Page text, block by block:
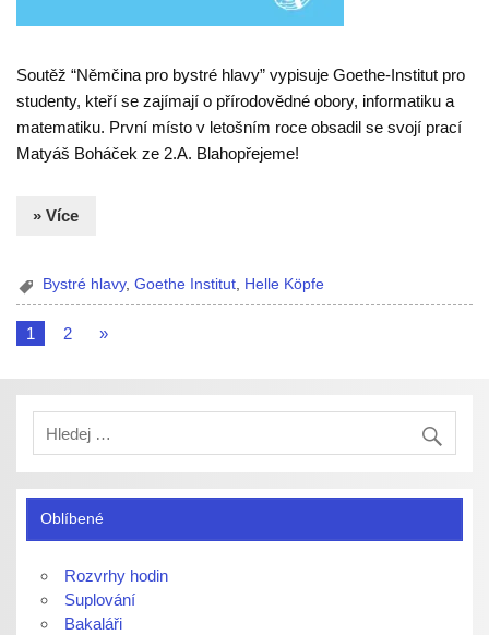
Soutěž “Němčina pro bystré hlavy” vypisuje Goethe-Institut pro
studenty, kteří se zajímají o přírodovědné obory, informatiku a
matematiku. První místo v letošním roce obsadil se svojí prací
Matyáš Boháček ze 2.A. Blahopřejeme!
» Více
Bystré hlavy,Goethe Institut, Helle Köpfe
1 2 »
Oblíbené
Rozvrhy hodin
Suplování
Bakaláři